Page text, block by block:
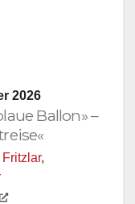
2026
Ballon» –
Fritzlar,